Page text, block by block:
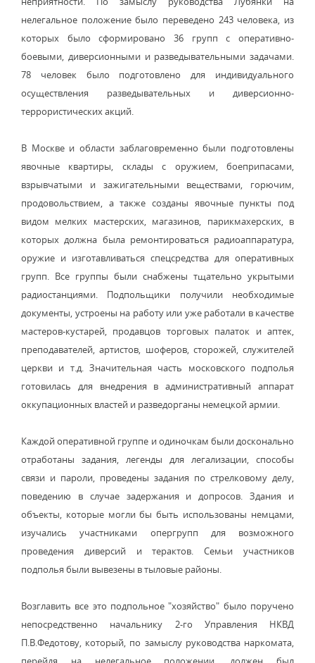
нелегальное положение было переведено 243 человека, из
которых было сформировано 36 групп с оперативно-
боевыми, диверсионными и разведывательными задачами.
78 человек было подготовлено для индивидуального
осуществления разведывательных и диверсионно-
террористических акций.
В Москве и области заблаговременно были подготовлены
явочные квартиры, склады с оружием, боеприпасами,
взрывчатыми и зажигательными веществами, горючим,
продовольствием, а также созданы явочные пункты под
видом мелких мастерских, магазинов, парикмахерских, в
которых должна была ремонтироваться радиоаппаратура,
оружие и изготавливаться спецсредства для оперативных
групп. Все группы были снабжены тщательно укрытыми
радиостанциями. Подпольщики получили необходимые
документы, устроены на работу или уже работали в качестве
мастеров-кустарей, продавцов торговых палаток и аптек,
преподавателей, артистов, шоферов, сторожей, служителей
церкви и т.д. Значительная часть московского подполья
готовилась для внедрения в административный аппарат
оккупационных властей и разведорганы немецкой армии.
Каждой оперативной группе и одиночкам были досконально
отработаны задания, легенды для легализации, способы
связи и пароли, проведены задания по стрелковому делу,
поведению в случае задержания и допросов. Здания и
объекты, которые могли бы быть использованы немцами,
изучались участниками опергрупп для возможного
проведения диверсий и терактов. Семьи участников
подполья были вывезены в тыловые районы.
Возглавить все это подпольное "хозяйство" было поручено
непосредственно начальнику 2-го Управления НКВД
П.В.Федотову, который, по замыслу руководства наркомата,